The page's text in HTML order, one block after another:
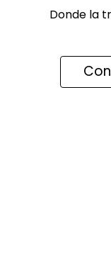
Donde la